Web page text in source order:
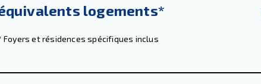
logements*
Foyers et résidences spécifiques inclus